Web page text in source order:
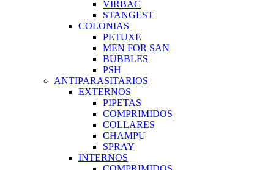
VIRBAC
STANGEST
COLONIAS
PETUXE
MEN FOR SAN
BUBBLES
PSH
ANTIPARASITARIOS
EXTERNOS
PIPETAS
COMPRIMIDOS
COLLARES
CHAMPU
SPRAY
INTERNOS